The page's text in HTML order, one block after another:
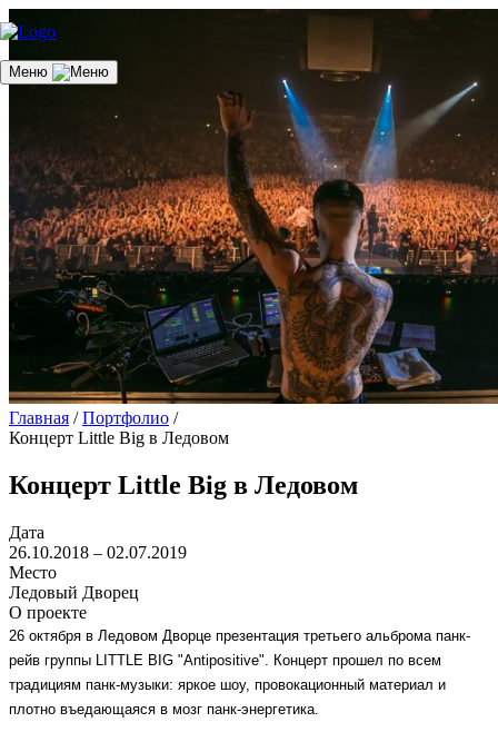
Меню
Главная / Портфолио /
Концерт Little Big в Ледовом
Концерт Little Big в Ледовом
Дата
26.10.2018 – 02.07.2019
Место
Ледовый Дворец
О проекте
26 октября в Ледовом Дворце презентация третьего альброма панк-
рейв группы LITTLE BIG "Antipositive". Концерт прошел по всем
традициям панк-музыки: яркое шоу, провокационный материал и
плотно въедающаяся в мозг панк-энергетика.